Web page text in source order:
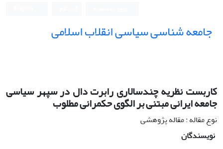
جامعه شناسی سیاسی انقلاب اسلامی
کاربست نظریه چندسالاری رابرت دال در سپهر سیاسی
جامعه ایرانی مبتنی بر الگوی حکمرانی مطلوب
نوع مقاله : مقاله پژوهشی
نویسندگان